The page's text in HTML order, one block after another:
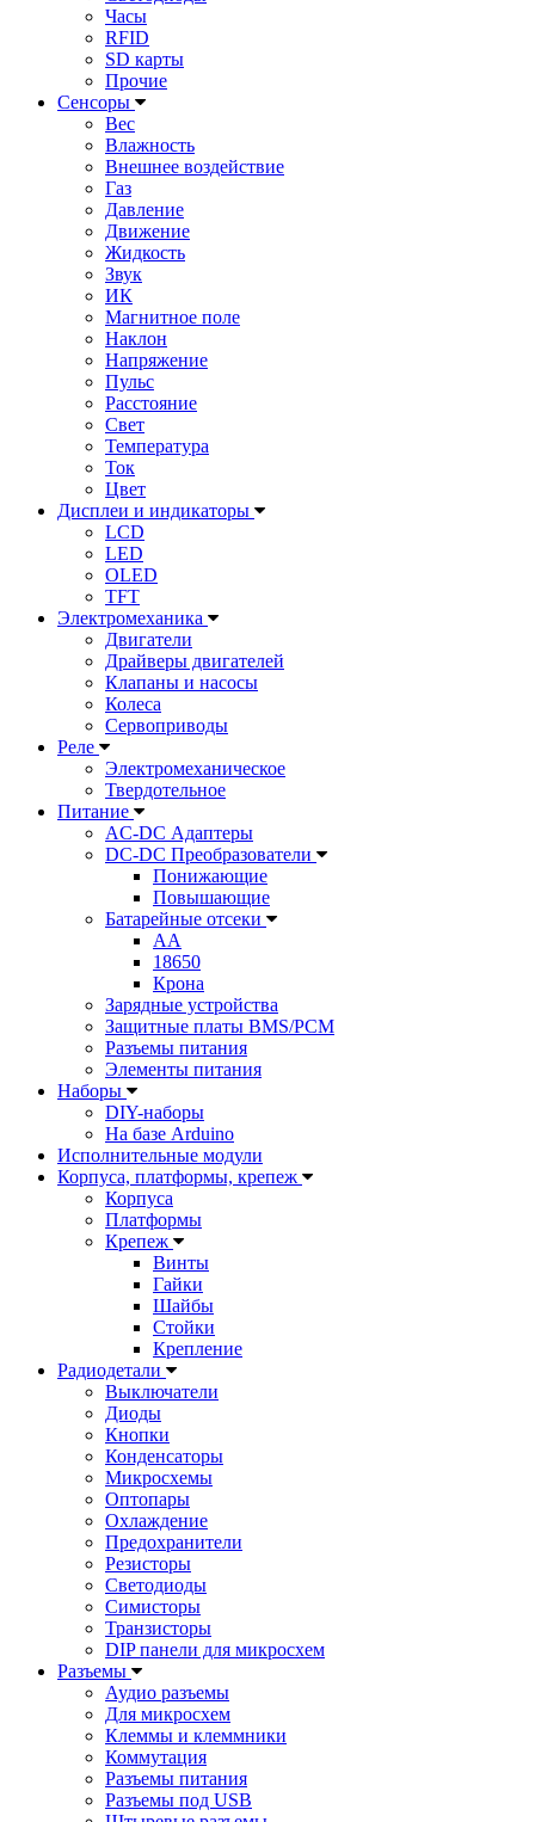
Часы
RFID
SD карты
Прочие
Сенсоры
Вес
Влажность
Внешнее воздействие
Газ
Давление
Движение
Жидкость
Звук
ИК
Магнитное поле
Наклон
Напряжение
Пульс
Расстояние
Свет
Температура
Ток
Цвет
Дисплеи и индикаторы
LCD
LED
OLED
TFT
Электромеханика
Двигатели
Драйверы двигателей
Клапаны и насосы
Колеса
Сервоприводы
Реле
Электромеханическое
Твердотельное
Питание
AC-DC Адаптеры
DC-DC Преобразователи
Понижающие
Повышающие
Батарейные отсеки
AA
18650
Крона
Зарядные устройства
Защитные платы BMS/PCM
Разъемы питания
Элементы питания
Наборы
DIY-наборы
На базе Arduino
Исполнительные модули
Корпуса, платформы, крепеж
Корпуса
Платформы
Крепеж
Винты
Гайки
Шайбы
Стойки
Крепление
Радиодетали
Выключатели
Диоды
Кнопки
Конденсаторы
Микросхемы
Оптопары
Охлаждение
Предохранители
Резисторы
Светодиоды
Симисторы
Транзисторы
DIP панели для микросхем
Разъемы
Аудио разъемы
Для микросхем
Клеммы и клеммники
Коммутация
Разъемы питания
Разъемы под USB